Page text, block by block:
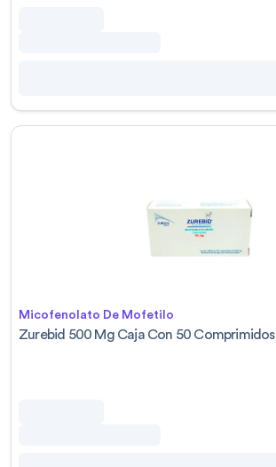
Micofenolato De Mofetilo
Zurebid 500 Mg Caja Con 50 Comprimidos